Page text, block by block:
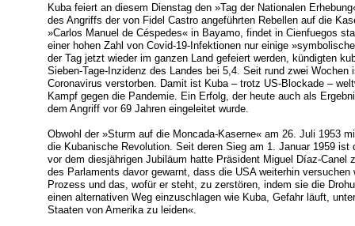
Kuba feiert an diesem Dienstag den »Tag der Nationalen
des Angriffs der von Fidel Castro angeführten Rebellen auf die
»Carlos Manuel de Céspedes« in Bayamo, findet in Cienfuegos
einer hohen Zahl von Covid-19-Infektionen nur einige
der Tag jetzt wieder im ganzen Land gefeiert werden, kündigten
Sieben-Tage-Inzidenz des Landes bei 5,4. Seit rund zwei
Coronavirus verstorben. Damit ist Kuba – trotz US-Blockade –
Kampf gegen die Pandemie. Ein Erfolg, der heute auch als
dem Angriff vor 69 Jahren eingeleitet wurde.
Obwohl der »Sturm auf die Moncada-Kaserne« am 26. Juli 1953
die Kubanische Revolution. Seit deren Sieg am 1. Januar 1959
vor dem diesjährigen Jubiläum hatte Präsident Miguel Díaz-Canel
des Parlaments davor gewarnt, dass die USA weiterhin
Prozess und das, wofür er steht, zu zerstören, indem sie die
einen alternativen Weg einzuschlagen wie Kuba, Gefahr läuft,
Staaten von Amerika zu leiden«.